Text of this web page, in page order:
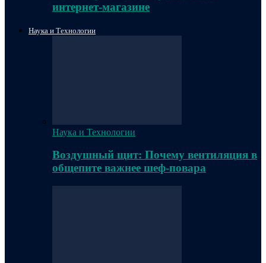
интернет-магазине
Наука и Технологии
Наука и Технологии
Воздушный щит: Почему вентиляция в
общепите важнее шеф-повара